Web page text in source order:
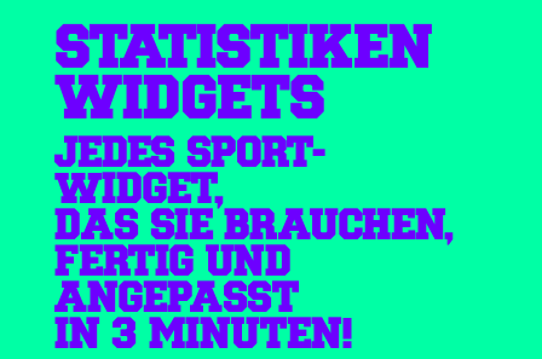
STATISTIKEN
WIDGETS
JEDES SPORT-
WIDGET,
DAS SIE BRAUCHEN,
FERTIG UND
ANGEPASST
IN 3 MINUTEN!